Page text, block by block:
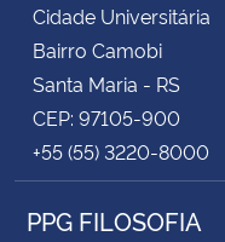
Secretaria-Geral
Secretaria de Governo
Gabinete de Segurança
Advocacia-Geral da União
Cidade Universitária
Bairro Camobi
Santa Maria - RS
CEP: 97105-900
+55 (55) 3220-8000
PPG FILOSOFIA